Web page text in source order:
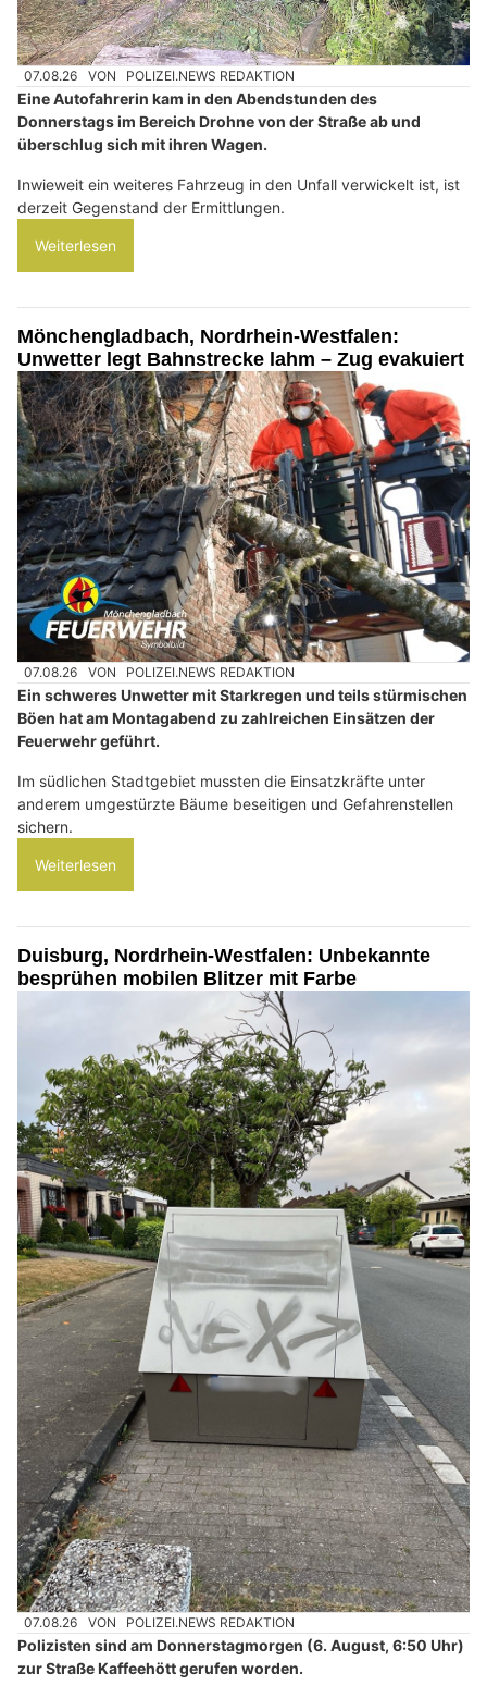
07.08.26 VON POLIZEI.NEWS REDAKTION
Eine Autofahrerin kam in den Abendstunden des
Donnerstags im Bereich Drohne von der Straße ab und
überschlug sich mit ihren Wagen.
Inwieweit ein weiteres Fahrzeug in den Unfall verwickelt ist, ist
derzeit Gegenstand der Ermittlungen.
Weiterlesen
Mönchengladbach, Nordrhein-Westfalen:
Unwetter legt Bahnstrecke lahm – Zug evakuiert
07.08.26 VON POLIZEI.NEWS REDAKTION
Ein schweres Unwetter mit Starkregen und teils stürmischen
Böen hat am Montagabend zu zahlreichen Einsätzen der
Feuerwehr geführt.
Im südlichen Stadtgebiet mussten die Einsatzkräfte unter
anderem umgestürzte Bäume beseitigen und Gefahrenstellen
sichern.
Weiterlesen
Duisburg, Nordrhein-Westfalen: Unbekannte
besprühen mobilen Blitzer mit Farbe
07.08.26 VON POLIZEI.NEWS REDAKTION
Polizisten sind am Donnerstagmorgen (6. August, 6:50 Uhr)
zur Straße Kaffeehött gerufen worden.